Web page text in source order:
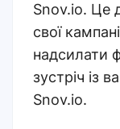
Snov.io. Це
свої
надсилати
зустріч із
Snov.io.